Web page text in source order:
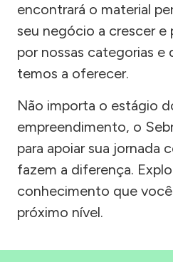
encontrará o material
seu negócio a crescer e
por nossas categorias e
temos a oferecer.
Não importa o estágio
empreendimento, o
para apoiar sua jornada
fazem a diferença.
conhecimento que você
próximo nível.